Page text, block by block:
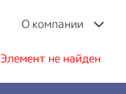
О компании
Элемент не найден